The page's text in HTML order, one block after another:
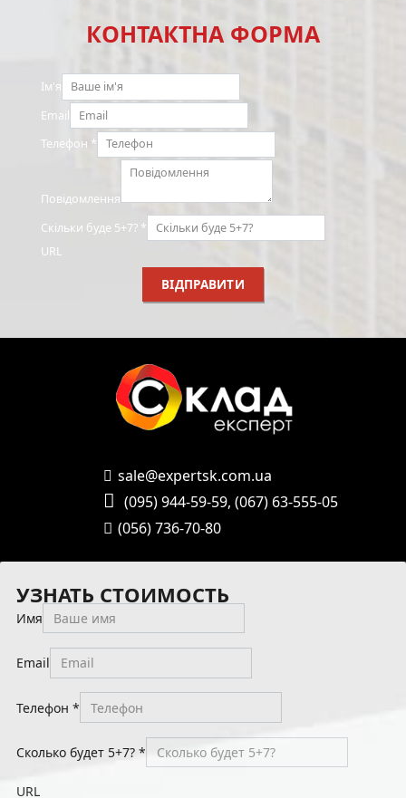
КОНТАКТНА ФОРМА
Ім'я
Email
Телефон *
Повідомлення
Скільки буде 5+7? *
URL
ВІДПРАВИТИ
sale@expertsk.com.ua
(095) 944-59-59, (067) 63-555-05
(056) 736-70-80
УЗНАТЬ СТОИМОСТЬ
Имя
Email
Телефон *
Сколько будет 5+7? *
URL